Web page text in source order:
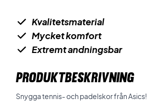
Kvalitetsmaterial
Mycket komfort
Extremt andningsbar
PRODUKTBESKRIVNING
Snygga tennis- och padelskor från Asics!